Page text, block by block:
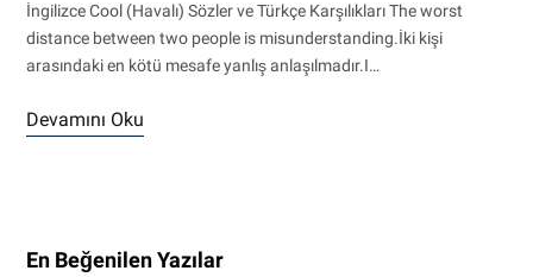
İngilizce Cool (Havalı) Sözler ve Türkçe Karşılıkları The worst
distance between two people is misunderstanding.İki kişi
arasındaki en kötü mesafe yanlış anlaşılmadır.I…
Devamını Oku
En Beğenilen Yazılar